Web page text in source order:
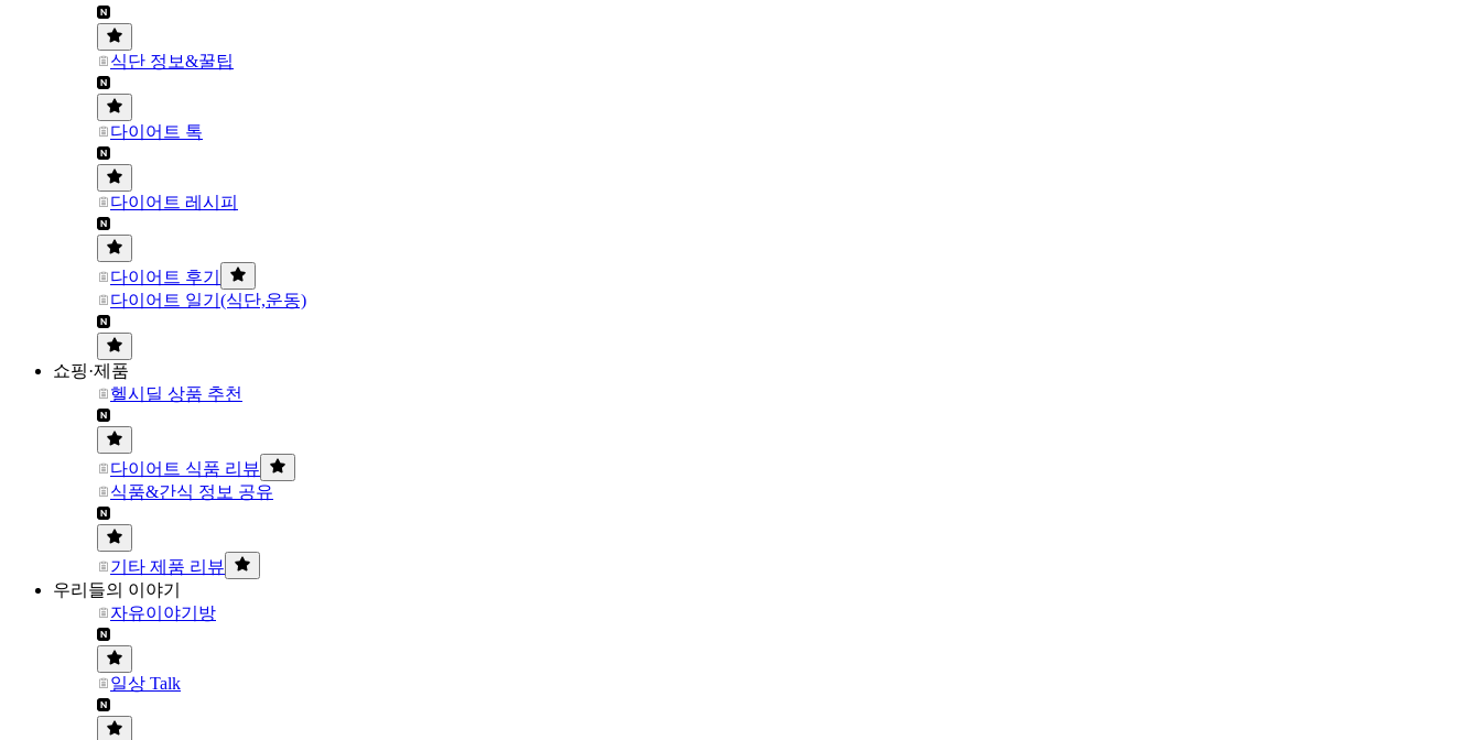
식단 정보&꿀팁
다이어트 톡
다이어트 레시피
다이어트 후기
다이어트 일기(식단,운동)
쇼핑·제품
헬시딜 상품 추천
다이어트 식품 리뷰
식품&간식 정보 공유
기타 제품 리뷰
우리들의 이야기
자유이야기방
일상 Talk